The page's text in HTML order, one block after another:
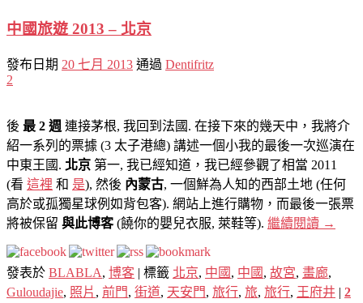
中國旅遊 2013 – 北京
發布日期 20 七月 2013 通過 Dentifritz
2
後 最 2 週 連接茅根, 我回到法國. 在接下來的幾天中，我將介
紹一系列的票據 (3 太子港總) 講述一個小我的最後一次巡演在
中東王國. 北京 第一, 我已經知道，我已經參觀了相當 2011
(看 這裡 和 是), 然後 內蒙古, 一個鮮為人知的西部土地 (任何
高於或孤獨星球例如背包客). 網站上進行購物，而最後一張票
將被保留 與此博客(饒你的嬰兒衣服, 萊鞋等). 繼續閱讀 →
發表於 BLABLA, 博客 | 標籤 北京, 中國 , 中國 , 故宮, 畫廊,
Guloudajie, 照片 , 前門, 街道, 天安門, 旅行, 旅, 旅行, 王府井 | 2